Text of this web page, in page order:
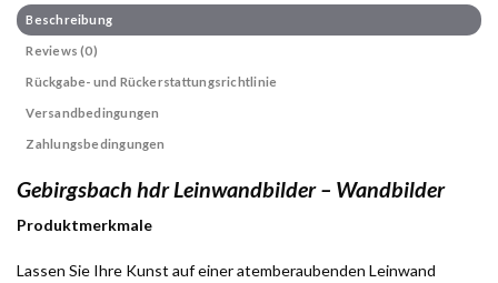
Beschreibung
Reviews (0)
Rückgabe- und Rückerstattungsrichtlinie
Versandbedingungen
Zahlungsbedingungen
Gebirgsbach hdr Leinwandbilder – Wandbilder
Produktmerkmale
Lassen Sie Ihre Kunst auf einer atemberaubenden Leinwand